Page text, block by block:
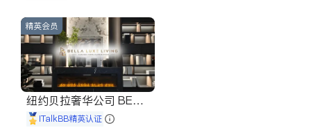
精英会员
纽约贝拉奢华公司 BELL
A LUXE
iTalkBB精英认证